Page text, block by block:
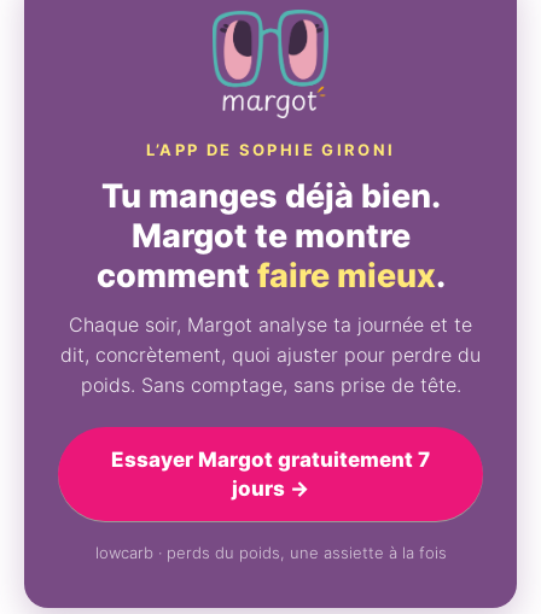
L’APP DE SOPHIE GIRONI
Tu manges déjà bien.
Margot te montre
comment faire mieux.
Chaque soir, Margot analyse ta journée et te
dit, concrètement, quoi ajuster pour perdre du
poids. Sans comptage, sans prise de tête.
Essayer Margot gratuitement 7
jours →
lowcarb · perds du poids, une assiette à la fois